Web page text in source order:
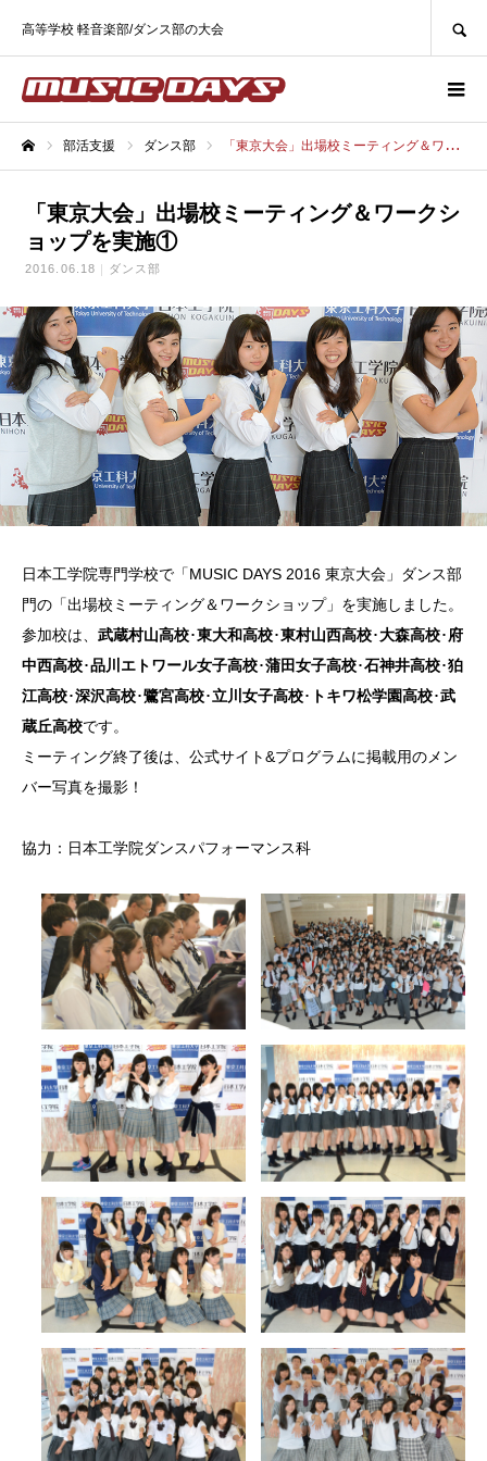
高等学校 軽音楽部/ダンス部の大会
部活支援 ダンス部 「東京大会」出場校ミーティング＆ワークショップを実施①
「東京大会」出場校ミーティング＆ワークシ
ョップを実施①
2016.06.18 ダンス部
日本工学院専門学校で「MUSIC DAYS 2016 東京大会」ダンス部
門の「出場校ミーティング＆ワークショップ」を実施しました。
参加校は、 武蔵村山高校･東大和高校･東村山西高校･大森高校･府
中西高校･品川エトワール女子高校･蒲田女子高校･石神井高校･狛
江高校･深沢高校･鷺宮高校･立川女子高校･ トキワ松学園高校･武
蔵丘高校です。
ミーティング終了後は、公式サイト&プログラムに掲載用のメン
バー写真を撮影！
協力：日本工学院ダンスパフォーマンス科